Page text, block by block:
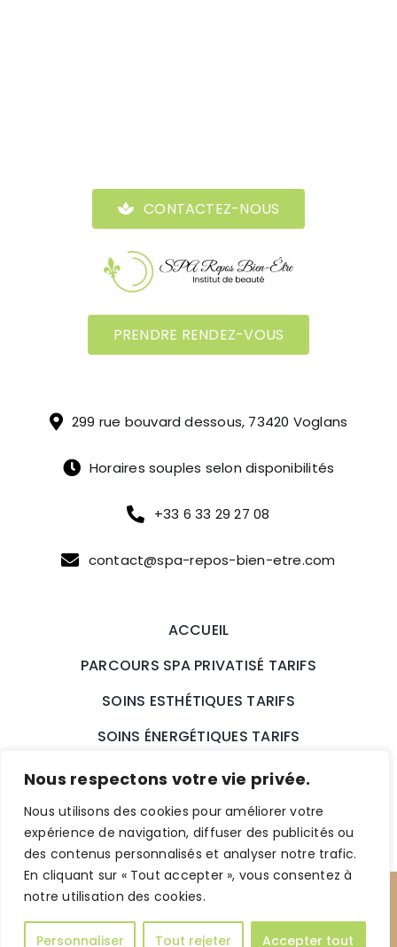
Nous respectons votre vie privée.
Nous utilisons des cookies pour améliorer votre
expérience de navigation, diffuser des publicités ou
des contenus personnalisés et analyser notre trafic.
En cliquant sur « Tout accepter », vous consentez à
notre utilisation des cookies.
Personnaliser Tout rejeter Accepter tout
CONTACTEZ-NOUS
PRENDRE RENDEZ-VOUS
299 rue bouvard dessous, 73420 Voglans
Horaires souples selon disponibilités
+33 6 33 29 27 08
contact@spa-repos-bien-etre.com
ACCUEIL
PARCOURS SPA PRIVATISÉ TARIFS
SOINS ESTHÉTIQUES TARIFS
SOINS ÉNERGÉTIQUES TARIFS
SOINS HOLISTIQUES TARIFS
BONS CADEAUX
ACTUALITÉS
CONTACT
Mentions Légales|© Visicod Agence